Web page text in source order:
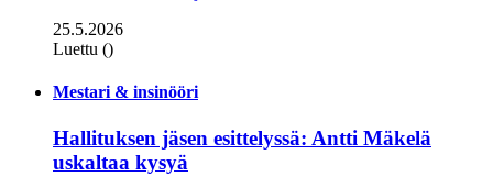
25.5.2026
Luettu ()
Mestari & insinööri
Hallituksen jäsen esittelyssä: Antti Mäkelä
uskaltaa kysyä